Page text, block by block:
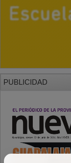
PUBLICIDAD